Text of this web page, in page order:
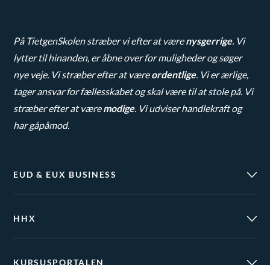
På TietgenSkolen stræber vi efter at værenysgerrige. Vi
lytter til hinanden, er åbne over for muligheder og søger
nye veje. Vi stræber efter at væreordentlige. Vi er ærlige,
tager ansvar for fællesskabet og skal være til at stole på. Vi
stræber efter at væremodige. Vi udviser handlekraft og
har gåpåmod.
EUD & EUX BUSINESS
HHX
KURSUSPORTALEN